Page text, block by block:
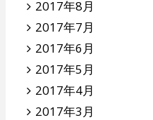
2017年8月
2017年7月
2017年6月
2017年5月
2017年4月
2017年3月